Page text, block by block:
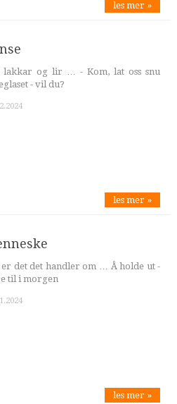
les mer »
lakkar og lir … - Kom, lat oss snu
- vil du?
les mer »
er det det handler om … Å holde ut -
til i morgen
les mer »